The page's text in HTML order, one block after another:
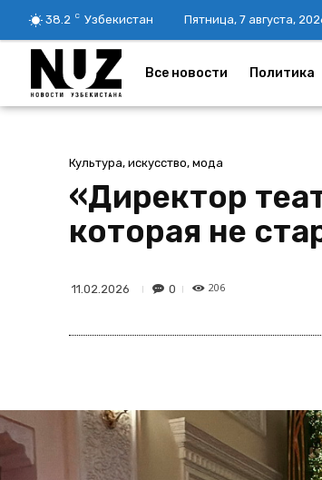
38.2 C Узбекистан Пятница, 7 августа,
Все новости Политика
Культура, искусство, мода
«Директор
которая не
11.02.2026 0 206